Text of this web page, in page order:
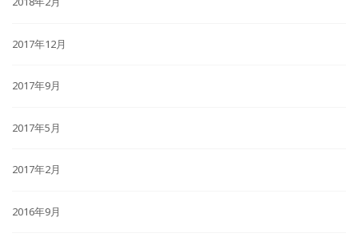
2017年12月
2017年9月
2017年5月
2017年2月
2016年9月